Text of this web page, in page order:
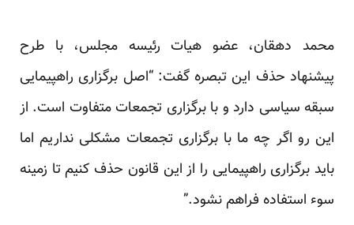
محمد دهقان، عضو هیات رئیسه مجلس، با طرح
پیشنهاد حذف این تبصرهگفت: “اصل برگزاری راهپیمایی
سبقه سیاسی دارد و با برگزاری تجمعات متفاوت است. از
این رو اگر چه ما با برگزاری تجمعات مشکلی نداریم اما
باید برگزاری راهپیمایی را از این قانون حذف کنیم تا زمینه
سوء استفاده فراهم نشود.”